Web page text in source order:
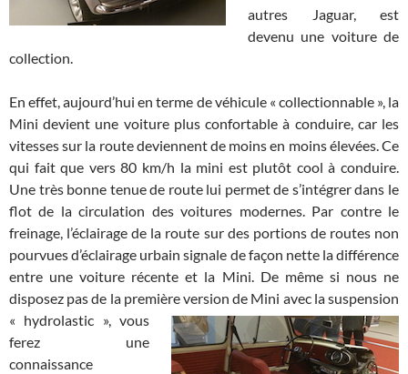
autres Jaguar, est
devenu une voiture de
collection.
En effet, aujourd’hui en terme de véhicule « collectionnable », la
Mini devient une voiture plus confortable à conduire, car les
vitesses sur la route deviennent de moins en moins élevées. Ce
qui fait que vers 80 km/h la mini est plutôt cool à conduire.
Une très bonne tenue de route lui permet de s’intégrer dans le
flot de la circulation des voitures modernes. Par contre le
freinage, l’éclairage de la route sur des portions de routes non
pourvues d’éclairage urbain signale de façon nette la différence
entre une voiture récente et la Mini. De même si nous ne
disposez pas de la première version de Mini avec la suspension
« hydrolastic », vous
ferez une
connaissance